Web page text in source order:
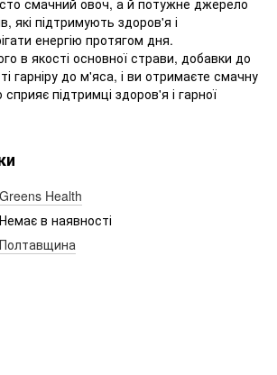
смачний овоч, а й потужне джерело
які підтримують здоров'я і
енергію протягом дня.
в якості основної страви, добавки до
гарніру до м'яса, і ви отримаєте смачну
підтримці здоров'я і гарної
Greens Health
Немає в наявності
Полтавщина